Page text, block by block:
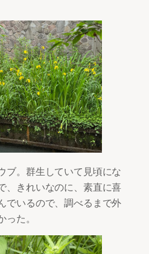
ブ。群生していて見頃にな
、きれいなのに、素直に喜
でいるので、調べるまで外
た。